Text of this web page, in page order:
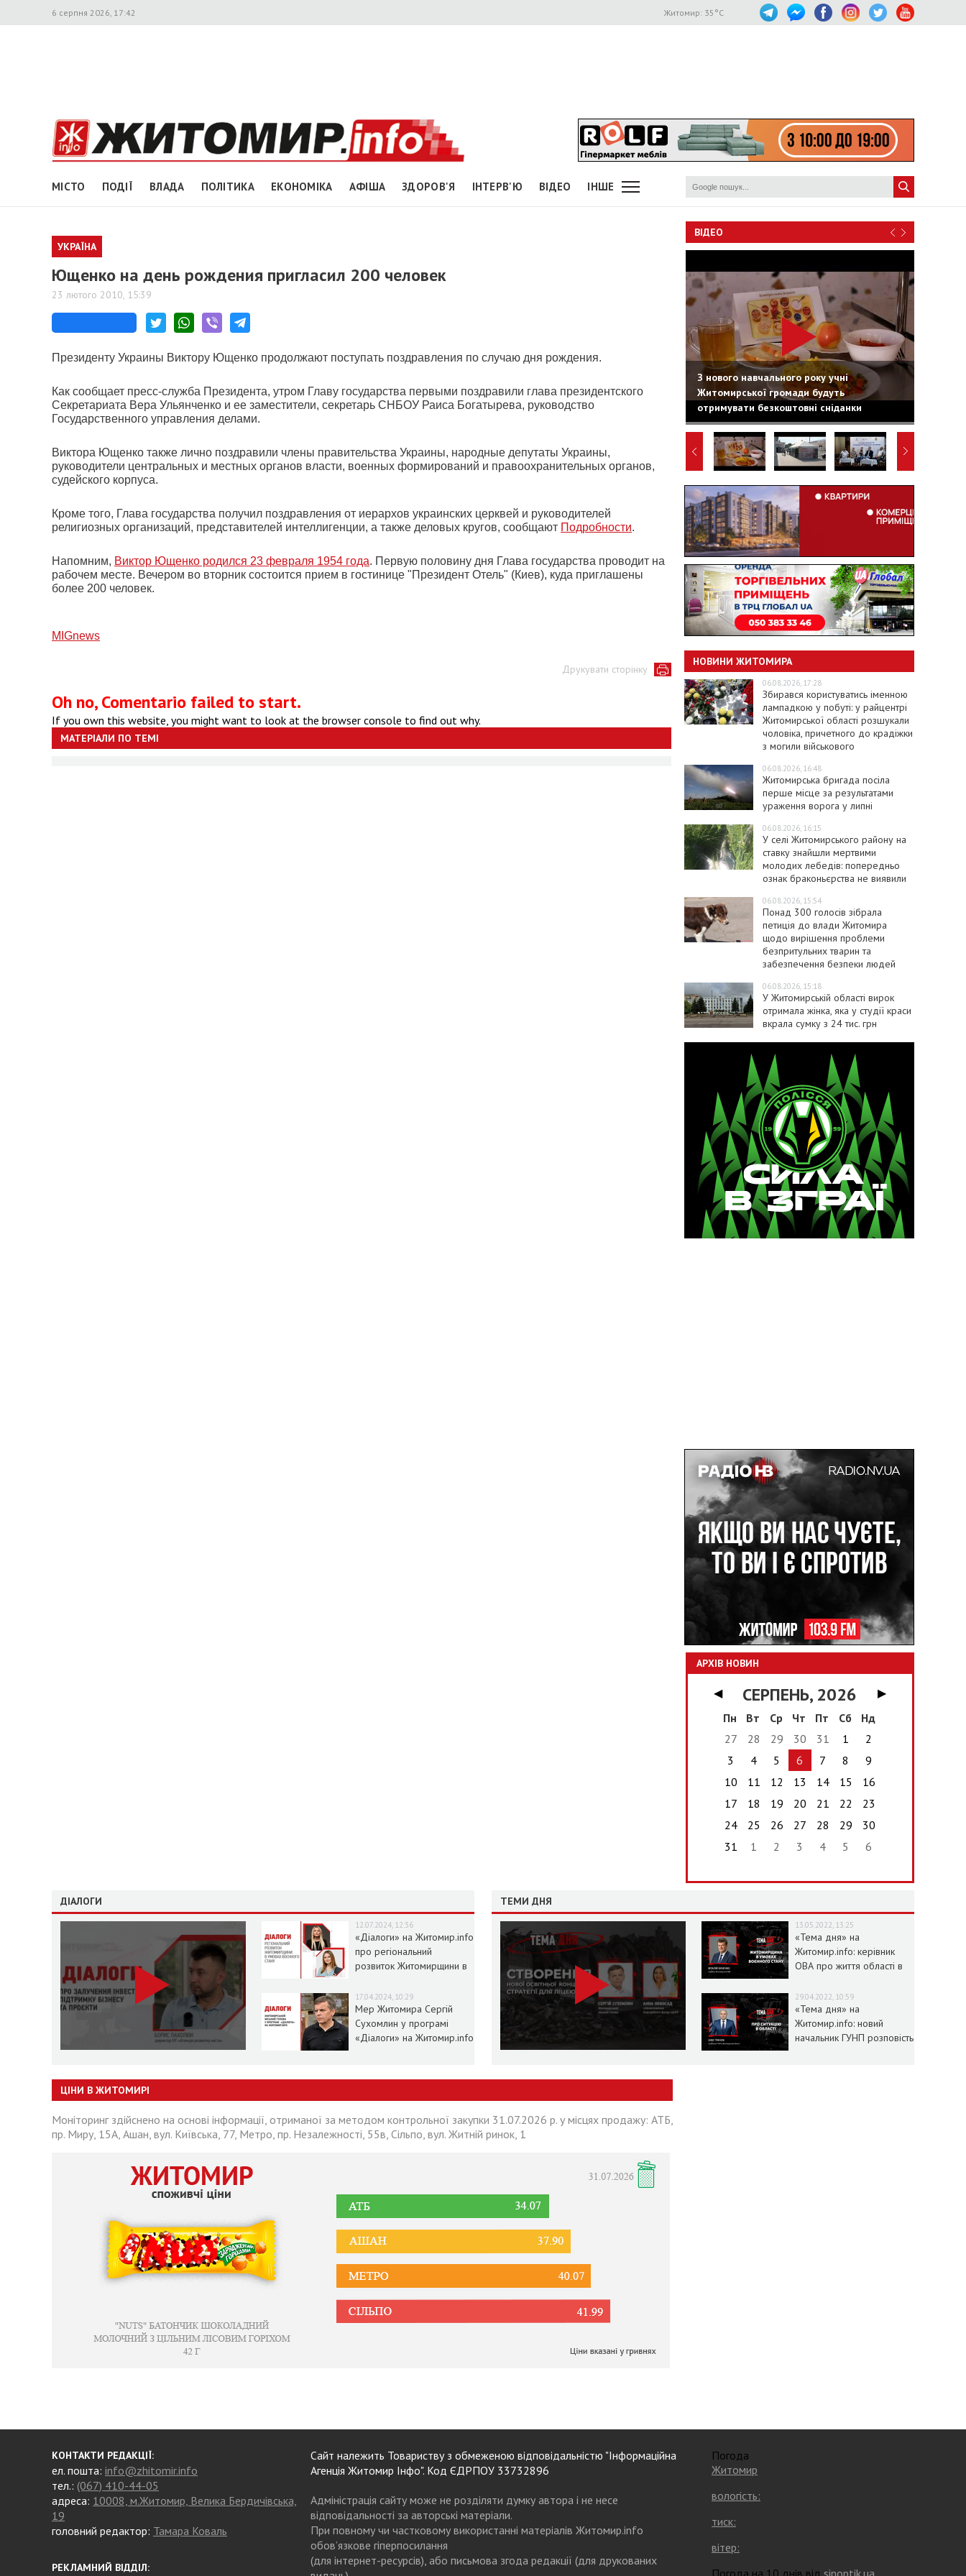
6 серпня 2026, 17:42 Житомир: 35 °C
МІСТО ПОДІЇ ВЛАДА ПОЛІТИКА ЕКОНОМІКА АФІША ЗДОРОВ'Я ІНТЕРВ'Ю ВІДЕО ІНШЕ
УКРАЇНА
Ющенко на день рождения пригласил 200 человек
23 лютого 2010, 15:39
Президенту Украины Виктору Ющенко продолжают поступать поздравления по случаю дня рождения.
Как сообщает пресс-служба Президента, утром Главу государства первыми поздравили глава президентского
Секретариата Вера Ульянченко и ее заместители, секретарь СНБОУ Раиса Богатырева, руководство
Государственного управления делами.
Виктора Ющенко также лично поздравили члены правительства Украины, народные депутаты Украины,
руководители центральных и местных органов власти, военных формирований и правоохранительных органов,
судейского корпуса.
Кроме того, Глава государства получил поздравления от иерархов украинских церквей и руководителей
религиозных организаций, представителей интеллигенции, а также деловых кругов, сообщают Подробности.
Напомним, Виктор Ющенко родился 23 февраля 1954 года. Первую половину дня Глава государства проводит на
рабочем месте. Вечером во вторник состоится прием в гостинице "Президент Отель" (Киев), куда приглашены
более 200 человек.
МIGnews
Друкувати сторінку
Oh no, Comentario failed to start.
If you own this website, you might want to look at the browser console to find out why.
МАТЕРІАЛИ ПО ТЕМІ
ВІДЕО
З нового навчального року учні
Житомирської громади будуть
отримувати безкоштовні сніданки
НОВИНИ ЖИТОМИРА
06.08.2026, 17:28
Збирався користуватись іменною
лампадкою у побуті: у райцентрі
Житомирської області розшукали
чоловіка, причетного до крадіжки
з могили військового
06.08.2026, 16:48
Житомирська бригада посіла
перше місце за результатами
ураження ворога у липні
06.08.2026, 16:15
У селі Житомирського району на
ставку знайшли мертвими
молодих лебедів: попередньо
ознак браконьєрства не виявили
06.08.2026, 15:54
Понад 300 голосів зібрала
петиція до влади Житомира
щодо вирішення проблеми
безпритульних тварин та
забезпечення безпеки людей
06.08.2026, 15:18
У Житомирській області вирок
отримала жінка, яка у студії краси
вкрала сумку з 24 тис. грн
АРХІВ НОВИН
◀ СЕРПЕНЬ, 2026
▶
Пн
Вт Ср Чт Пт Сб
Нд
27
28 29 30 31 1
2
3
4 5 6 7 8
9
10
11 12 13 14 15
16
17
18 19 20 21 22
23
24
25 26 27 28 29
30
31
1 2 3 4 5 6
ДІАЛОГИ
12.07.2024, 12:36
«Діалоги» на Житомир.info
про регіональний
розвиток Житомирщини в
17.04.2024, 10:29
Мер Житомира Сергій
Сухомлин у програмі
«Діалоги» на Житомир.info
ТЕМИ ДНЯ
13.05.2022, 13:25
«Тема дня» на
Житомир.info: керівник
ОВА про життя області в
29.04.2022, 10:59
«Тема дня» на
Житомир.info: новий
начальник ГУНП розповість
ЦІНИ В ЖИТОМИРІ
Моніторинг здійснено на основі інформації, отриманої за методом контрольної закупки 31.07.2026 р. у місцях продажу: АТБ,
пр. Миру, 15А, Ашан, вул. Київська, 77, Метро, пр. Незалежності, 55в, Сільпо, вул. Житній ринок, 1
КОНТАКТИ РЕДАКЦІЇ:
ел. пошта: info@zhitomir.info
тел.: (067) 410-44-05
адреса: 10008, м.Житомир, Велика Бердичівська,
19
головний редактор: Тамара Коваль
РЕКЛАМНИЙ ВІДДІЛ:
Сайт належить Товариству з обмеженою відповідальністю "Інформаційна
Агенція Житомир Інфо". Код ЄДРПОУ 33732896
Адміністрація сайту може не розділяти думку автора і не несе
відповідальності за авторські матеріали.
При повному чи частковому використанні матеріалів Житомир.info
обов’язкове гіперпосилання
(для інтернет-ресурсів), або письмова згода редакції (для друкованих
Погода
Житомир
вологість:
тиск:
вітер:
Погода на 10 днів від sinoptik.ua